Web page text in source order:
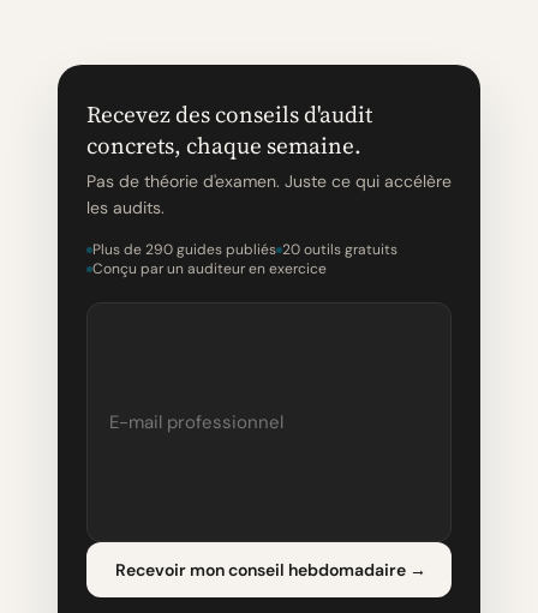
Recevez des conseils d'audit
concrets, chaque semaine.
Pas de théorie d'examen. Juste ce qui accélère
les audits.
Plus de 290 guides publiés 20 outils gratuits
Conçu par un auditeur en exercice
Recevoir mon conseil hebdomadaire →